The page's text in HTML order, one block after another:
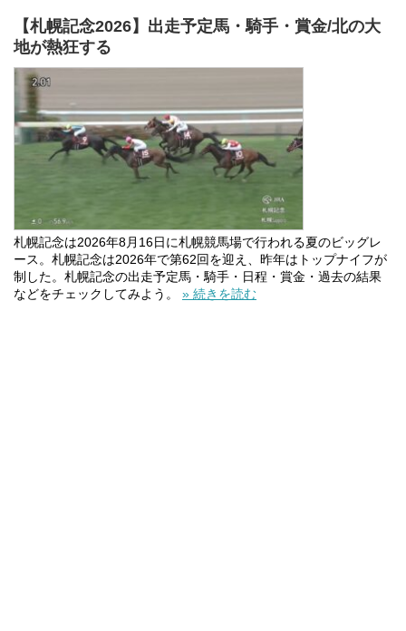
【札幌記念2026】出走予定馬・騎手・賞金/北の大
地が熱狂する
札幌記念は2026年8月16日に札幌競馬場で行われる夏のビッグレ
ース。札幌記念は2026年で第62回を迎え、昨年はトップナイフが
制した。札幌記念の出走予定馬・騎手・日程・賞金・過去の結果
などをチェックしてみよう。 » 続きを読む